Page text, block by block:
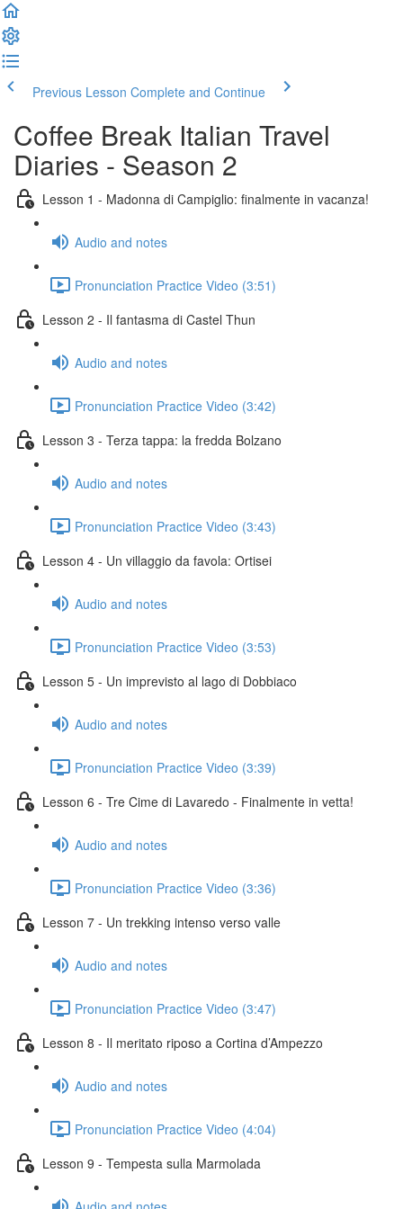
Previous Lesson Complete and Continue
Coffee Break Italian Travel
Diaries - Season 2
Lesson 1 - Madonna di Campiglio: finalmente in vacanza!
Audio and notes
Pronunciation Practice Video (3:51)
Lesson 2 - Il fantasma di Castel Thun
Audio and notes
Pronunciation Practice Video (3:42)
Lesson 3 - Terza tappa: la fredda Bolzano
Audio and notes
Pronunciation Practice Video (3:43)
Lesson 4 - Un villaggio da favola: Ortisei
Audio and notes
Pronunciation Practice Video (3:53)
Lesson 5 - Un imprevisto al lago di Dobbiaco
Audio and notes
Pronunciation Practice Video (3:39)
Lesson 6 - Tre Cime di Lavaredo - Finalmente in vetta!
Audio and notes
Pronunciation Practice Video (3:36)
Lesson 7 - Un trekking intenso verso valle
Audio and notes
Pronunciation Practice Video (3:47)
Lesson 8 - Il meritato riposo a Cortina d’Ampezzo
Audio and notes
Pronunciation Practice Video (4:04)
Lesson 9 - Tempesta sulla Marmolada